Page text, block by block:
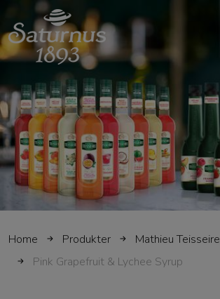
SKIP TO MAIN CONTENT
Home Produkter
Mathieu Teisseire
Pink Grapefruit & Lychee Syrup